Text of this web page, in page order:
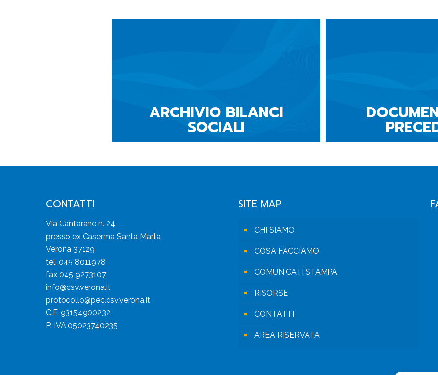
ARCHIVIO BILANCI
SOCIALI
CONTATTI
Via Cantarane n. 24
presso ex Caserma Santa Marta
Verona 37129
tel. 045 8011978
fax 045 9273107
info@csv.verona.it
protocollo@pec.csv.verona.it
C.F. 93154900232
P. IVA 05023740235
SITE MAP
CHI SIAMO
COSA FACCIAMO
COMUNICATI STAMPA
RISORSE
CONTATTI
AREA RISERVATA